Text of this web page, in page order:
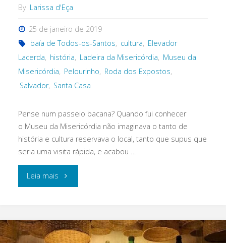
By Larissa d'Eça
25 de janeiro de 2019
baía de Todos-os-Santos, cultura, Elevador
Lacerda, história, Ladeira da Misericórdia, Museu da
Misericórdia, Pelourinho, Roda dos Expostos,
Salvador, Santa Casa
Pense num passeio bacana? Quando fui conhecer
o Museu da Misericórdia não imaginava o tanto de
história e cultura reservava o local, tanto que supus que
seria uma visita rápida, e acabou …
Leia mais "Cultura,
história
e